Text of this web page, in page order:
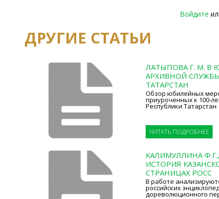
Войдите
ДРУГИЕ СТАТЬИ
ЛАТЫПОВА Г. М. В
АРХИВНОЙ
ТАТАРСТАН
Обзор юбилейных
приуроченных к 100-
Республики Татарстан
ЧИТАТЬ ПОДРОБНЕЕ
КАЛИМУЛЛИНА
ИСТОРИЯ
СТРАНИЦАХ РОСС
В работе
российских
дореволюционного